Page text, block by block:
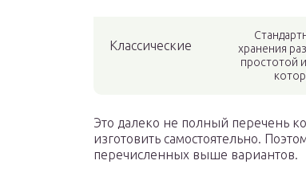
Классические
хранения
простотой
Это далеко не полный перечень
изготовить самостоятельно.
перечисленных выше вариантов.